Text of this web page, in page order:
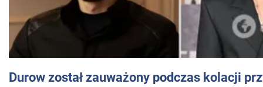
Durow został zauważony podczas kolacji